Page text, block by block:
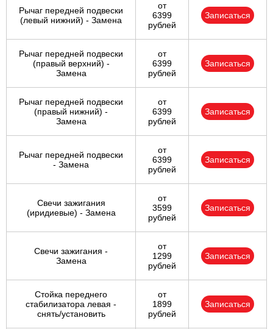
Рычаг передней подвески
(левый нижний) - Замена
от
6399
рублей
Записаться
Рычаг передней подвески
(правый верхний) -
Замена
от
6399
рублей
Записаться
Рычаг передней подвески
(правый нижний) -
Замена
от
6399
рублей
Записаться
Рычаг передней подвески
- Замена
от
6399
рублей
Записаться
Свечи зажигания
(иридиевые) - Замена
от
3599
рублей
Записаться
Свечи зажигания -
Замена
от
1299
рублей
Записаться
Стойка переднего
стабилизатора левая -
снять/установить
от
1899
рублей
Записаться